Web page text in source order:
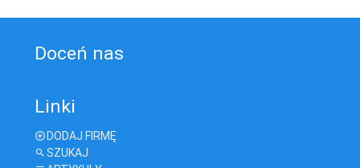
Doceń nas
Linki
DODAJ FIRMĘ
SZUKAJ